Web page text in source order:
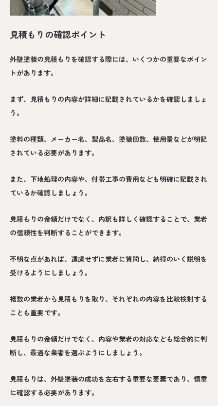
見積もりの確認ポイント
外壁塗装の見積もりを確認する際には、いくつかの重要なポイン
トがあります。
まず、見積もりの内容が詳細に記載されているかを確認しましょ
う。
塗料の種類、メーカー名、製品名、塗装回数、使用量などが明記
されている必要があります。
また、下地処理の内容や、付帯工事の費用なども明確に記載され
ているか確認しましょう。
見積もりの金額だけでなく、内訳も詳しく確認することで、業者
の信頼性を判断することができます。
不明な点があれば、遠慮せずに業者に質問し、納得のいく説明を
受けるようにしましょう。
複数の業者から見積もりを取り、それぞれの内容を比較検討する
ことも重要です。
見積もりの金額だけでなく、内容や業者の対応なども総合的に判
断し、最適な業者を選ぶようにしましょう。
見積もりは、外壁塗装の成功を左右する重要な要素であり、慎重
に確認する必要があります。